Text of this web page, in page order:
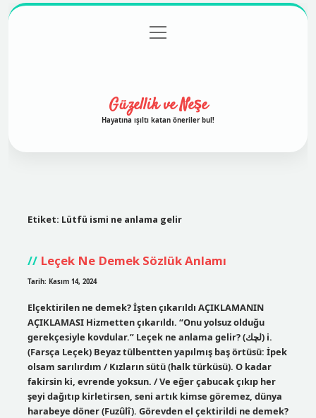
Gizlilik Politikası
menüyü
aç
Güzellik ve Neşe
Hayatına ışıltı katan öneriler bul!
Etiket: Lütfü ismi ne anlama gelir
Leçek Ne Demek Sözlük Anlamı
Tarih: Kasım 14, 2024
Elçektirilen ne demek? İşten çıkarıldı AÇIKLAMANIN
AÇIKLAMASI Hizmetten çıkarıldı. “Onu yolsuz olduğu
gerekçesiyle kovdular.” Leçek ne anlama gelir? (ﻟﭽﻚ) i.
(Farsça Leçek) Beyaz tülbentten yapılmış baş örtüsü: İpek
olsam sarılırdım / Kızların sütü (halk türküsü). O kadar
fakirsin ki, evrende yoksun. / Ve eğer çabucak çıkıp her
şeyi dağıtıp kirletirsen, seni artık kimse göremez, dünya
harabeye döner (Fuzûlî). Görevden el çektirildi ne demek?